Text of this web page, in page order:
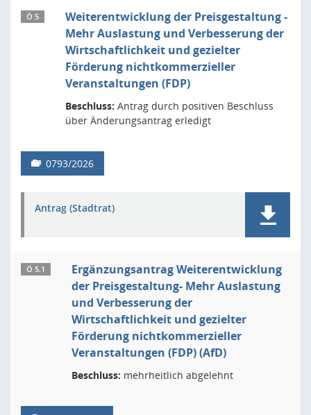
Ö 5
Weiterentwicklung der Preisgestaltung -
Mehr Auslastung und Verbesserung der
Wirtschaftlichkeit und gezielter
Förderung nichtkommerzieller
Veranstaltungen (FDP)
Beschluss: Antrag durch positiven Beschluss
über Änderungsantrag erledigt
0793/2026
Antrag (Stadtrat)
Ö 5.1
Ergänzungsantrag Weiterentwicklung
der Preisgestaltung- Mehr Auslastung
und Verbesserung der
Wirtschaftlichkeit und gezielter
Förderung nichtkommerzieller
Veranstaltungen (FDP) (AfD)
Beschluss: mehrheitlich abgelehnt